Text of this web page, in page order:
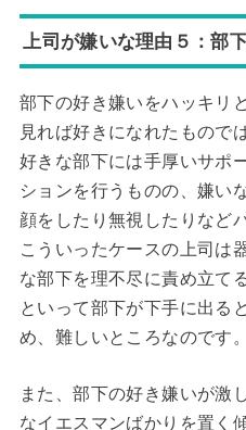
上司が嫌いな理由５：部
部下の好き嫌いをハッキリ
見れば好きになれたもので
好きな部下には手厚いサポ
ションを行うものの、嫌い
顔をしたり無視したりなど
こういったケースの上司は
な部下を理不尽に責め立て
といって部下が下手に出る
め、難しいところなのです。
また、部下の好き嫌いが激
なイエスマンばかりを置く